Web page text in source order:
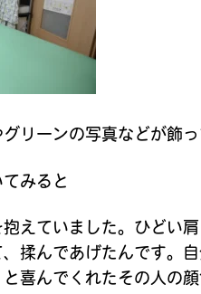
リーンの写真などが飾
みると
抱えていました。ひどい
揉んであげたんです。
喜んでくれたその人の